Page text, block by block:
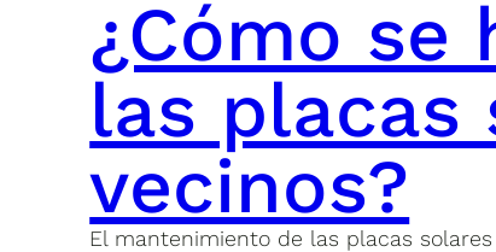
¿Cómo se
las placas
vecinos?
El mantenimiento de las placas